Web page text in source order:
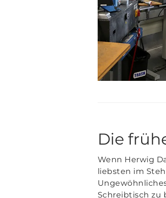
Die
Wenn Herwig
liebsten im
Schreibtisch zu